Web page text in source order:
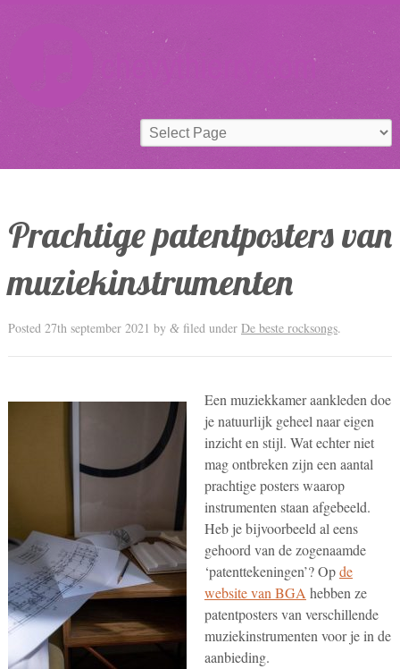
Prachtige patentposters van
muziekinstrumenten
Posted 27th september 2021 by &filed under De beste rocksongs.
Een muziekkamer aankleden doe
je natuurlijk geheel naar eigen
inzicht en stijl. Wat echter niet
mag ontbreken zijn een aantal
prachtige posters waarop
instrumenten staan afgebeeld.
Heb je bijvoorbeeld al eens
gehoord van de zogenaamde
‘patenttekeningen’? Opde
website van BGA hebben ze
patentposters van verschillende
muziekinstrumenten voor je in de
aanbieding.